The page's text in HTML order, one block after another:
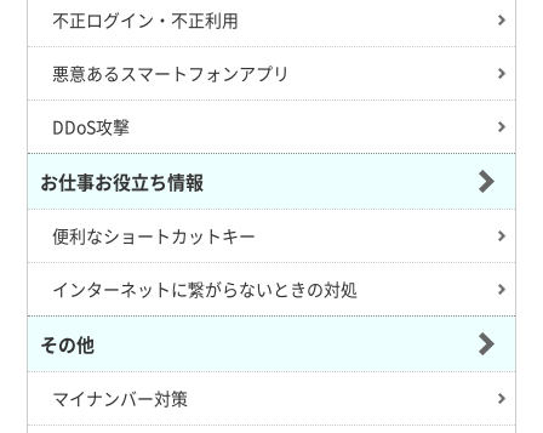
不正ログイン・不正利用
悪意あるスマートフォンアプリ
DDoS攻撃
お仕事お役立ち情報
便利なショートカットキー
インターネットに繋がらないときの対処
その他
マイナンバー対策